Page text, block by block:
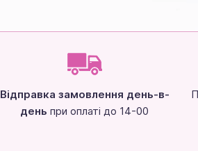
Відправка замовлення день-в-
день при оплаті до 14-00